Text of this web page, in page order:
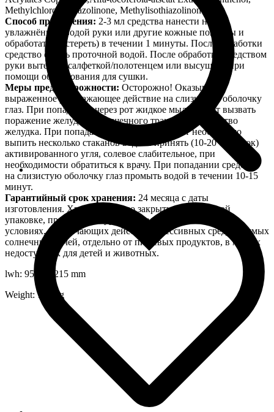
Methylchloroisothiazolinone, Methylisothiazolinone.
Способ применения: 2-3 мл средства нанести на
увлажнённые водой руки или другие кожные покровы и
обработать (растереть) в течении 1 минуты. После обработки
средство смыть проточной водой. После обработки средством
руки вытереть салфеткой/полотенцем или высушить при
помощи оборудования для сушки.
Меры предосторожности: Осторожно! Оказывает
выраженное раздражающее действие на слизистую оболочку
глаз. При попадании через рот жидкое мыло может вызвать
поражение желудочно-кишечного тракта, расстройство
желудка. При попадании средства через рот необходимо
выпить несколько стаканов воды и принять (10-20 таблеток)
активированного угля, солевое слабительное, при
необходимости обратиться к врачу. При попадании средства
на слизистую оболочку глаз промыть водой в течении 10-15
минут.
Гарантийный срок хранения: 24 месяца с даты
изготовления. Хранить плотно закрытым в заводской
упаковке, при температуре от плюс 5°С до плюс 35°С, в
условиях, исключающих действие агрессивных сред и прямых
солнечных лучей, отдельно от пищевых продуктов, в местах
недоступных для детей и животных.
lwh: 95x95x215 mm
Weight: 1058 g